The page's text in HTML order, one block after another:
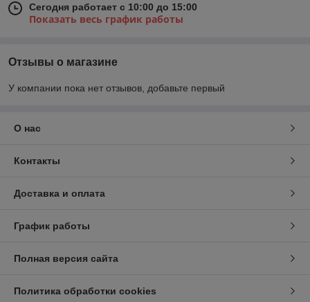
Сегодня работает с 10:00 до 15:00
Показать весь график работы
Отзывы о магазине
У компании пока нет отзывов, добавьте первый
О нас
Контакты
Доставка и оплата
График работы
Полная версия сайта
Политика обработки cookies